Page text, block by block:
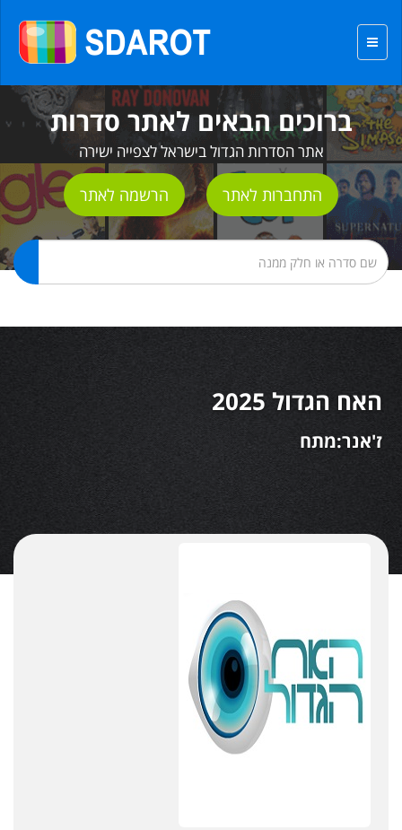
ברוכים הבאים לאתר סדרות
אתר הסדרות הגדול בישראל לצפייה ישירה
התחברות לאתר הרשמה לאתר
האח הגדול 2025
ז'אנר:מתח